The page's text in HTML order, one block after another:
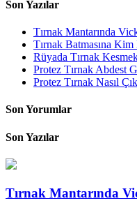
Son Yazılar
Tırnak Mantarında
Tırnak Batmasına
Rüyada Tırnak
Protez Tırnak Abdest
Protez Tırnak Nasıl
Son Yorumlar
Son Yazılar
Tırnak Mantarında